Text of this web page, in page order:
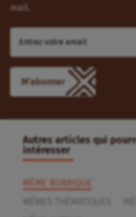
mail.
M'abonner
Autres articles qui
intéresser
MÊME RUBRIQUE